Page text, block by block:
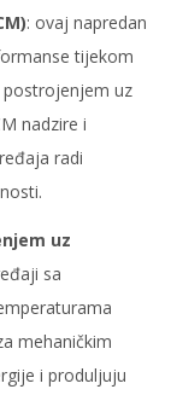
: ovaj napredan
tijekom
uz
nadzire i
radi
uz
sa
mehaničkim
i produljuju